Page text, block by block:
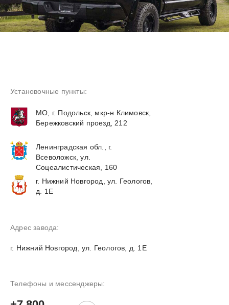
МО, г. Подольск, мкр-н Климовск,
Бережковский проезд, 212
Ленинградская обл., г.
Всеволожск, ул.
Соцеалистическая, 160
г. Нижний Новгород, ул. Геологов,
д. 1Е
г. Нижний Новгород, ул. Геологов, д. 1Е
Установочные пункты:
Телефоны и мессенджеры:
Адрес завода:
ПОДОБРАТЬ